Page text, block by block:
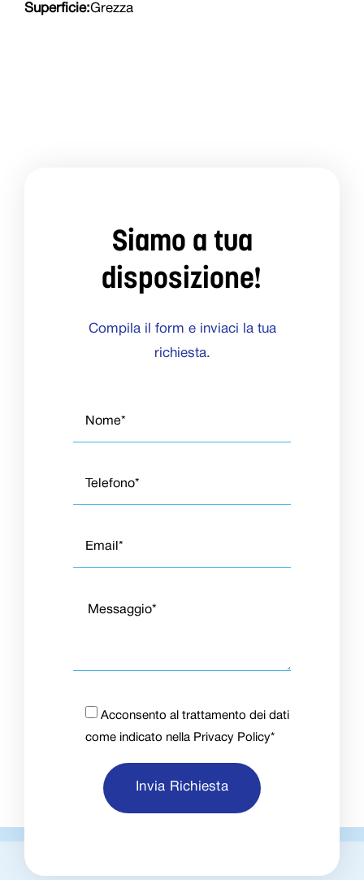
Superficie:Grezza
Siamo a tua
disposizione!
Compila il form e inviaci la tua
richiesta.
Acconsento al trattamento dei dati
come indicato nella Privacy Policy*